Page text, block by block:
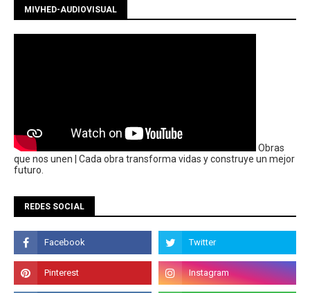
MIVHED-AUDIOVISUAL
Obras
que nos unen | Cada obra transforma vidas y construye un mejor
futuro.
REDES SOCIAL